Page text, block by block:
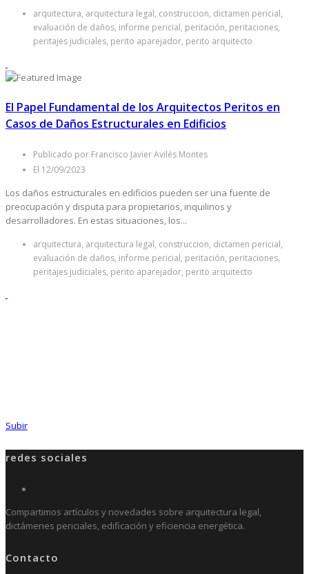
arquitectura, arquitectura legal, construccion, dictamen pericial,
evaluación de daños, informe pericial, peritación, peritaciones,
peritajes judiciales, perito aparejador, perito arquitecto
El Papel Fundamental de los Arquitectos Peritos en
Casos de Daños Estructurales en Edificios
Publicado por Francisco Javier Avilés Montes
El 12/09/2023
Los daños estructurales en edificios pueden ser una fuente de
preocupación y disputa para propietarios, inquilinos y
desarrolladores. En estas situaciones, los...
arquitectura, arquitectura legal, construccion, dictamen pericial,
evaluación de daños, informe pericial, peritación, peritaciones,
peritajes judiciales, perito aparejador, perito arquitecto
Subir
redes sociales
Compartimos artículos y novedades sobre arquitectura legal,
dictámenes periciales, edificación y eficiencia energética.
Contacto